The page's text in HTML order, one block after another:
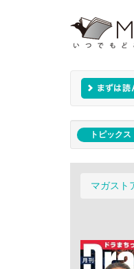
トピックス
マガスト